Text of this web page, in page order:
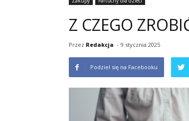
Z CZEGO
Przez Redakcja - 9 stycznia 2025
Podziel się na Facebooku